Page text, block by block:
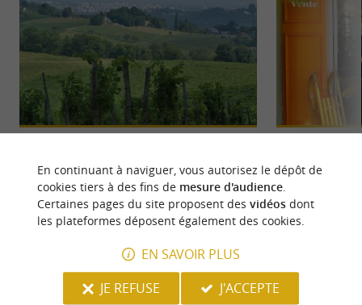
constituent un véritable joyau du Béarn, célèbre
pour ses vignobles ...
1,3 km - Jurançon
découvrir à
d’échange, ...
2,1 km -
En continuant à naviguer, vous autorisez le dépôt de
cookies tiers à des fins de mesure d'audience.
Certaines pages du site proposent des vidéosdont
les plateformes déposent également des cookies.
EN SAVOIR PLUS
JE REFUSE
J'ACCEPTE